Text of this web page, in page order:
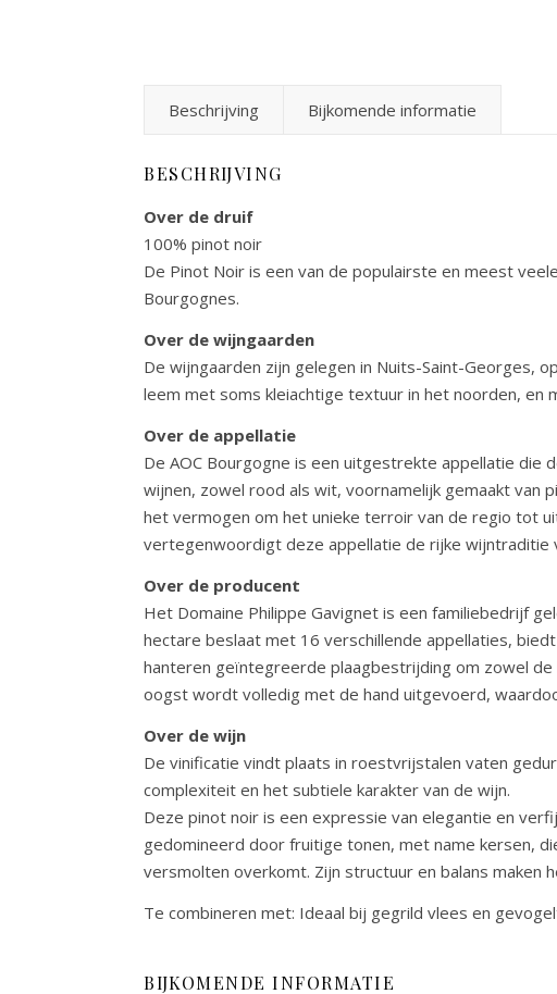
Beschrijving Bijkomende informatie
BESCHRIJVING
Over de druif
100% pinot noir
De Pinot Noir is een van de populairste en meest
Bourgognes.
Over de wijngaarden
De wijngaarden zijn gelegen in Nuits-Saint-Georges,
leem met soms kleiachtige textuur in het noorden, en
Over de appellatie
De AOC Bourgogne is een uitgestrekte appellatie die
wijnen, zowel rood als wit, voornamelijk gemaakt van
het vermogen om het unieke terroir van de regio tot
vertegenwoordigt deze appellatie de rijke wijntraditie
Over de producent
Het Domaine Philippe Gavignet is een familiebedrijf
hectare beslaat met 16 verschillende appellaties,
hanteren geïntegreerde plaagbestrijding om zowel
oogst wordt volledig met de hand uitgevoerd,
Over de wijn
De vinificatie vindt plaats in roestvrijstalen vaten
complexiteit en het subtiele karakter van de wijn.
Deze pinot noir is een expressie van elegantie en
gedomineerd door fruitige tonen, met name kersen,
versmolten overkomt. Zijn structuur en balans maken
Te combineren met: Ideaal bij gegrild vlees en
BIJKOMENDE INFORMATIE